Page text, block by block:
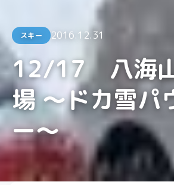
スキー 2016.12.31
12/17 八海
場 〜ドカ雪パ
ー〜